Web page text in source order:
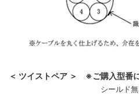
＜ ツイストペア ＞ ※ご購入型
シールド無